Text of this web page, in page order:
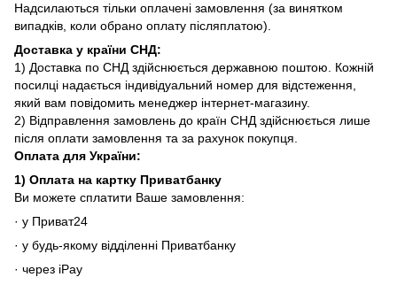
Надсилаються тільки оплачені замовлення (за винятком
випадків, коли обрано оплату післяплатою).
Доставка у країни СНД:
1) Доставка по СНД здійснюється державною поштою. Кожній
посилці надається індивідуальний номер для відстеження,
який вам повідомить менеджер інтернет-магазину.
2) Відправлення замовлень до країн СНД здійснюється лише
після оплати замовлення та за рахунок покупця.
Оплата для України:
1) Оплата на картку Приватбанку
Ви можете сплатити Ваше замовлення:
· у Приват24
· у будь-якому відділенні Приватбанку
· через iPay